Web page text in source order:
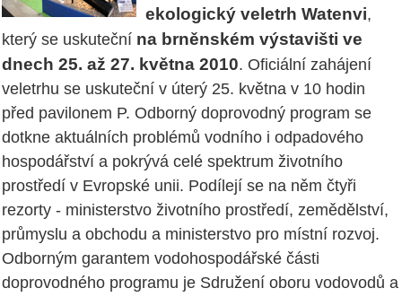
ekologický veletrh Watenvi,
který se uskuteční na brněnském výstavišti ve
dnech 25. až 27. května 2010. Oficiální zahájení
veletrhu se uskuteční v úterý 25. května v 10 hodin
před pavilonem P. Odborný doprovodný program se
dotkne aktuálních problémů vodního i odpadového
hospodářství a pokrývá celé spektrum životního
prostředí v Evropské unii. Podílejí se na něm čtyři
rezorty - ministerstvo životního prostředí, zemědělství,
průmyslu a obchodu a ministerstvo pro místní rozvoj.
Odborným garantem vodohospodářské části
doprovodného programu je Sdružení oboru vodovodů a